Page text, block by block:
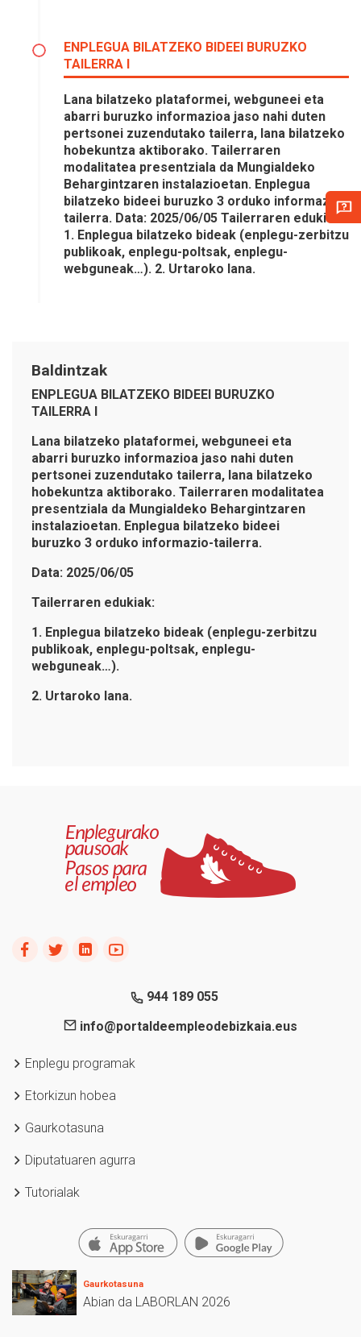
ENPLEGUA BILATZEKO BIDEEI BURUZKO
TAILERRA I
Lana bilatzeko plataformei, webguneei eta
abarri buruzko informazioa jaso nahi duten
pertsonei zuzendutako tailerra, lana bilatzeko
hobekuntza aktiborako. Tailerraren
modalitatea presentziala da Mungialdeko
Behargintzaren instalazioetan. Enplegua
bilatzeko bideei buruzko 3 orduko informazio-
tailerra. Data: 2025/06/05 Tailerraren edukiak:
1. Enplegua bilatzeko bideak (enplegu-zerbitzu
publikoak, enplegu-poltsak, enplegu-
webguneak…). 2. Urtaroko lana.
Baldintzak
ENPLEGUA BILATZEKO BIDEEI BURUZKO
TAILERRA I
Lana bilatzeko plataformei, webguneei eta
abarri buruzko informazioa jaso nahi duten
pertsonei zuzendutako tailerra, lana bilatzeko
hobekuntza aktiborako. Tailerraren modalitatea
presentziala da Mungialdeko Behargintzaren
instalazioetan. Enplegua bilatzeko bideei
buruzko 3 orduko informazio-tailerra.
Data: 2025/06/05
Tailerraren edukiak:
1. Enplegua bilatzeko bideak (enplegu-zerbitzu
publikoak, enplegu-poltsak, enplegu-
webguneak…).
2. Urtaroko lana.
944 189 055
info@portaldeempleodebizkaia.eus
Enplegu programak
Etorkizun hobea
Gaurkotasuna
Diputatuaren agurra
Tutorialak
Gaurkotasuna
Abian da LABORLAN 2026